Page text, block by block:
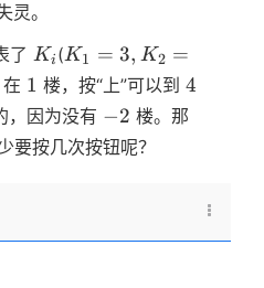
。
了 K_i
Ki (K_1=3,K_2=3,
…
K1 = 3, K2 =
1
1 楼，按“上”可以到4
4
，因为没有 −2
−2 楼。那
要按几次按钮呢？